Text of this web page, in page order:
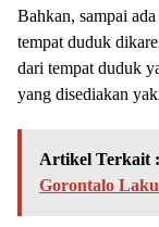
Bahkan, sampai
tempat duduk
dari tempat duduk
yang disediakan
Artikel Terkait :
Gorontalo